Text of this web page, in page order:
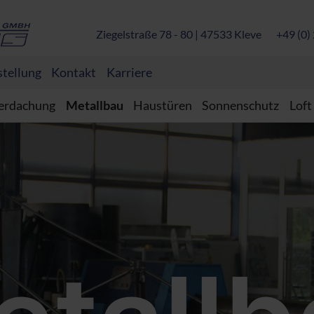
Ziegelstraße 78 - 80 | 47533 Kleve +49
Kontakt Karriere
Metallbau Haustüren Sonnenschutz Loft